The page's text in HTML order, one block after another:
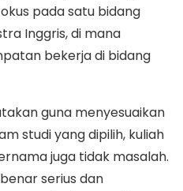
pada satu bidang
Inggris, di mana
bekerja di bidang
guna menyesuaikan
studi yang dipilih, kuliah
juga tidak masalah.
serius dan